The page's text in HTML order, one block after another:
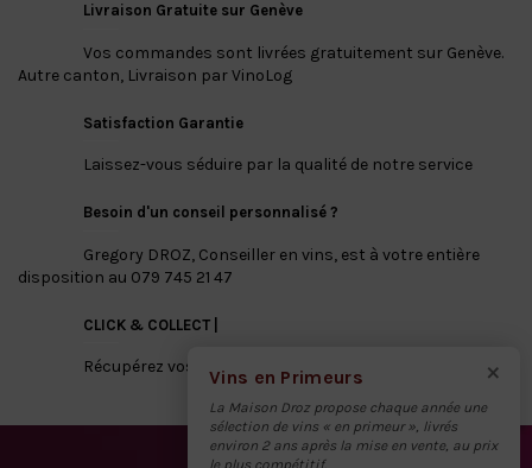
Livraison Gratuite sur Genève
Vos commandes sont livrées gratuitement sur Genève.
Autre canton, Livraison par VinoLog
Satisfaction Garantie
Laissez-vous séduire par la qualité de notre service
Besoin d'un conseil personnalisé ?
Gregory DROZ, Conseiller en vins, est à votre entière
disposition au 079 745 21 47
CLICK & COLLECT |
Récupérez vos vins directement à notre dépôt ×
Vins en Primeurs
La Maison Droz propose chaque année une
sélection de vins « en primeur », livrés
environ 2 ans après la mise en vente, au prix
le plus compétitif.